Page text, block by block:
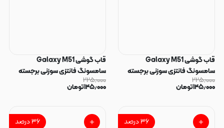
قاب گوشی Galaxy M51
سامسونگ فانتزی سوزنی برجسته
طرح گربه پاپ سوکت دار کد 128834
۲۲۵٫۰۰۰
۱۴۵٫۰۰۰تومان
قاب گوشی Galaxy M51
سامسونگ فانتزی سوزنی برجسته
طرح استیچ پاپ سوکت دار کد
۲۲۵٫۰۰۰
۱۴۵٫۰۰۰تومان
۳۶درصد ۳۶درصد